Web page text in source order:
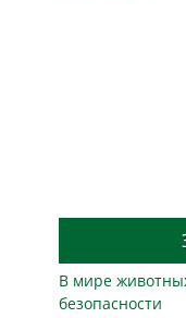
В мире
безопасности